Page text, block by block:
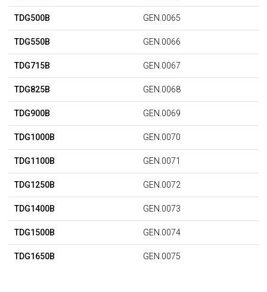
TDG500B GEN.0065
TDG550B GEN.0066
TDG715B GEN.0067
TDG825B GEN.0068
TDG900B GEN.0069
TDG1000B GEN.0070
TDG1100B GEN.0071
TDG1250B GEN.0072
TDG1400B GEN.0073
TDG1500B GEN.0074
TDG1650B GEN.0075